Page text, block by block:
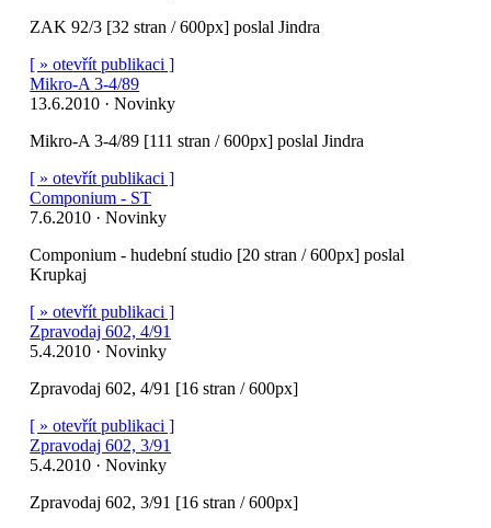
ZAK 92/3 [32 stran / 600px] poslal Jindra
[ » otevřít publikaci ]
Mikro-A 3-4/89
13.6.2010 · Novinky
Mikro-A 3-4/89 [111 stran / 600px] poslal Jindra
[ » otevřít publikaci ]
Componium - ST
7.6.2010 · Novinky
Componium - hudební studio [20 stran / 600px] poslal
Krupkaj
[ » otevřít publikaci ]
Zpravodaj 602, 4/91
5.4.2010 · Novinky
Zpravodaj 602, 4/91 [16 stran / 600px]
[ » otevřít publikaci ]
Zpravodaj 602, 3/91
5.4.2010 · Novinky
Zpravodaj 602, 3/91 [16 stran / 600px]